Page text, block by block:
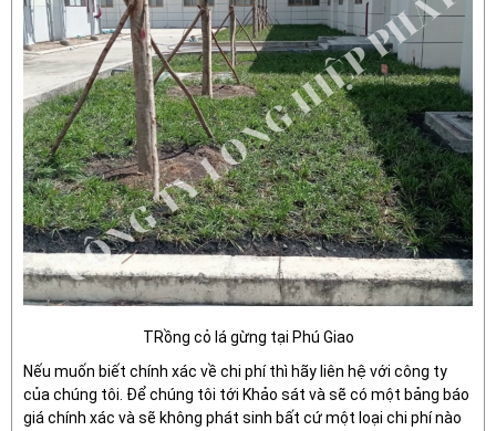
TRồng cỏ lá gừng tại Phú Giao
Nếu muốn biết chính xác về chi phí thì hãy liên hệ với công ty
của chúng tôi. Để chúng tôi tới Khảo sát và sẽ có một bảng báo
giá chính xác và sẽ không phát sinh bất cứ một loại chi phí nào